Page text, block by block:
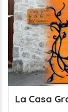
La Casa